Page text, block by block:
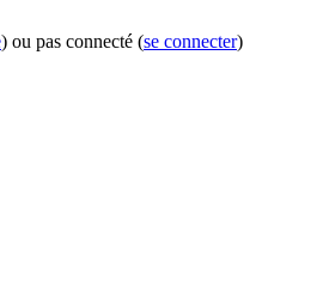
) ou pas connecté (se connecter)